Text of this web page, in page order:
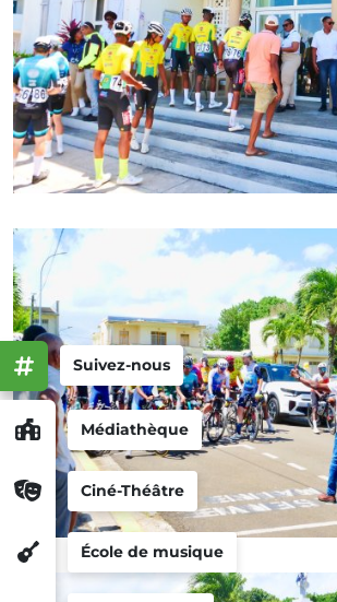
Médiathèque
Ciné-Théâtre
École de musique
Suivez-nous